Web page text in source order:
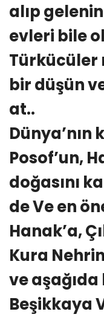
alıp
evleri bile
Türkücüler
bir düşün
at..
Dünya’nın
Posof’un,
doğasını
de Ve en
Hanak’a,
Kura
ve aşağıda
Beşikkaya